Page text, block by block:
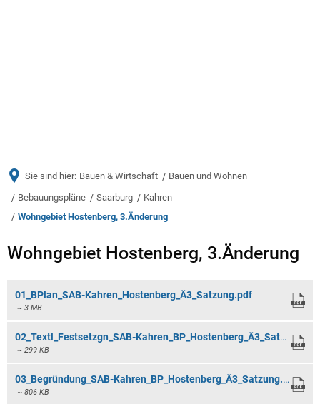
Sie sind hier: Bauen & Wirtschaft
Bauen und Wohnen
Bebauungspläne
Saarburg
Kahren
Wohngebiet Hostenberg, 3.Änderung
Wohngebiet
3.Änderung
Wohngebiet Hostenberg, 3.Änderung
01_BPlan_SAB-Kahren_Hostenberg_Ä3_Satzung.pdf
~ 3 MB
02_Textl_Festsetzgn_SAB-Kahren_BP_Hostenberg_Ä3_Satzung.pdf
~ 299 KB
03_Begründung_SAB-Kahren_BP_Hostenberg_Ä3_Satzung.pdf
~ 806 KB